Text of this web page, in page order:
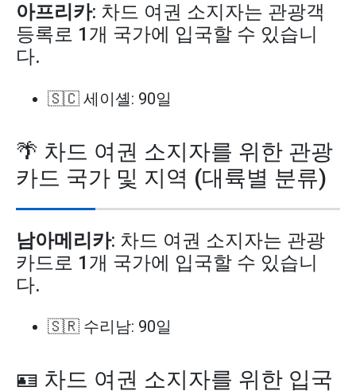
아프리카: 차드 여권 소지자는 관광객
등록로 1개 국가에 입국할 수 있습니
다.
🇸🇨 세이셸: 90일
🌴 차드 여권 소지자를 위한 관광
카드 국가 및 지역 (대륙별 분류)
남아메리카: 차드 여권 소지자는 관광
카드로 1개 국가에 입국할 수 있습니
다.
🇸🇷 수리남: 90일
🪪 차드 여권 소지자를 위한 입국